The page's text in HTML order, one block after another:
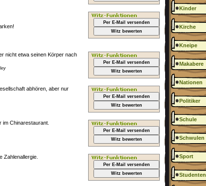
Per E-Mail versenden
Witz bewerten
Per E-Mail versenden
Witz bewerten
nicht etwa seinen Körper nach
Per E-Mail versenden
Witz bewerten
abhören, aber nur
Per E-Mail versenden
Witz bewerten
Chinarestaurant.
Per E-Mail versenden
Witz bewerten
Zahlenallergie.
Kinder
Kirche
Kneipe
Makabere
Nationen
Politiker
Schule
Schwulen
Sport
Studenten